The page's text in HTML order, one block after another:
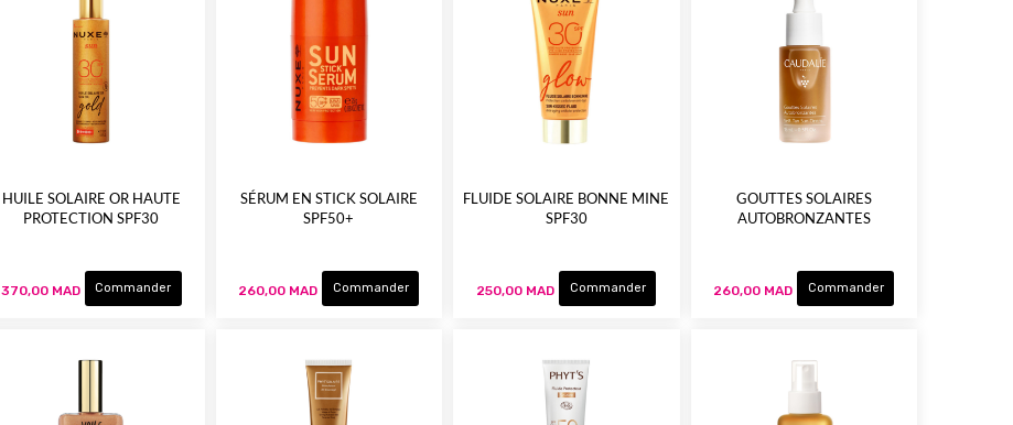
HUILE SOLAIRE OR HAUTE
PROTECTION SPF30
370,00 MAD Commander
SÉRUM EN STICK SOLAIRE
SPF50+
260,00 MAD Commander
FLUIDE SOLAIRE BONNE MINE
SPF30
250,00 MAD Commander
GOUTTES SOLAIRES
AUTOBRONZANTES
260,00 MAD Commander